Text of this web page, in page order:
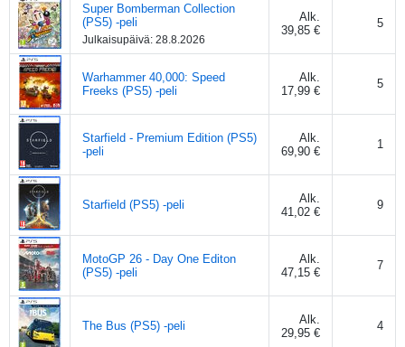
Super Bomberman Collection
(PS5) -peli
Julkaisupäivä: 28.8.2026
Alk.
39,85 €
5
Warhammer 40,000: Speed
Freeks (PS5) -peli
Alk.
17,99 €
5
Starfield - Premium Edition (PS5)
-peli
Alk.
69,90 €
1
Starfield (PS5) -peli
Alk.
41,02 €
9
MotoGP 26 - Day One Editon
(PS5) -peli
Alk.
47,15 €
7
The Bus (PS5) -peli
Alk.
29,95 €
4